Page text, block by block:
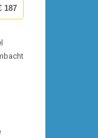
187